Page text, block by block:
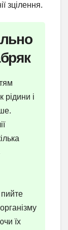
зцілення.
рідини і
пийте
їх